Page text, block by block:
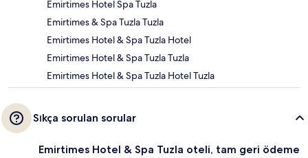
Emirtimes Hotel Spa Tuzla
Emirtimes & Spa Tuzla Tuzla
Emirtimes Hotel & Spa Tuzla Hotel
Emirtimes Hotel & Spa Tuzla Tuzla
Emirtimes Hotel & Spa Tuzla Hotel Tuzla
Sıkça sorulan sorular
Emirtimes Hotel & Spa Tuzla oteli, tam geri ödeme